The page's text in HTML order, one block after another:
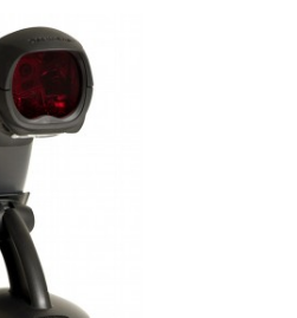
DO KOSZYKA